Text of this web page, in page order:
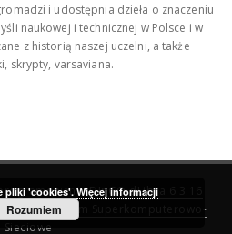
i udostępnia dzieła o znaczeniu
naukowej i technicznej w Polsce i w
z historią naszej uczelni, a także
skrypty, varsaviana.
DInGO dLibra 6.3.16
Centrum Superkomputerowo-
Sieciowe
pliki 'cookies'. Więcej informacji
Rozumiem